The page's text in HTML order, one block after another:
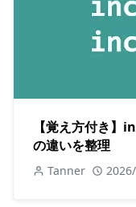
【覚え方付き
の違いを整理
Tanner